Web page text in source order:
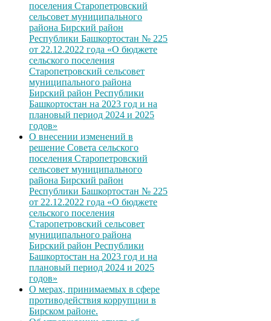
поселения Старопетровский
сельсовет муниципального
района Бирский район
Республики Башкортостан № 225
от 22.12.2022 года «О бюджете
сельского поселения
Старопетровский сельсовет
муниципального района
Бирский район Республики
Башкортостан на 2023 год и на
плановый период 2024 и 2025
годов»
О внесении изменений в
решение Совета сельского
поселения Старопетровский
сельсовет муниципального
района Бирский район
Республики Башкортостан № 225
от 22.12.2022 года «О бюджете
сельского поселения
Старопетровский сельсовет
муниципального района
Бирский район Республики
Башкортостан на 2023 год и на
плановый период 2024 и 2025
годов»
О мерах, принимаемых в сфере
противодействия коррупции в
Бирском районе.